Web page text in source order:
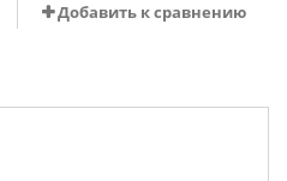
Добавить к сравнению